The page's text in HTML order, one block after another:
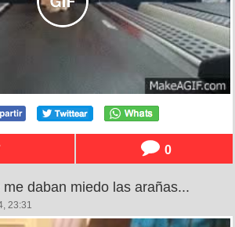
0
daban miedo las arañas...
23:31